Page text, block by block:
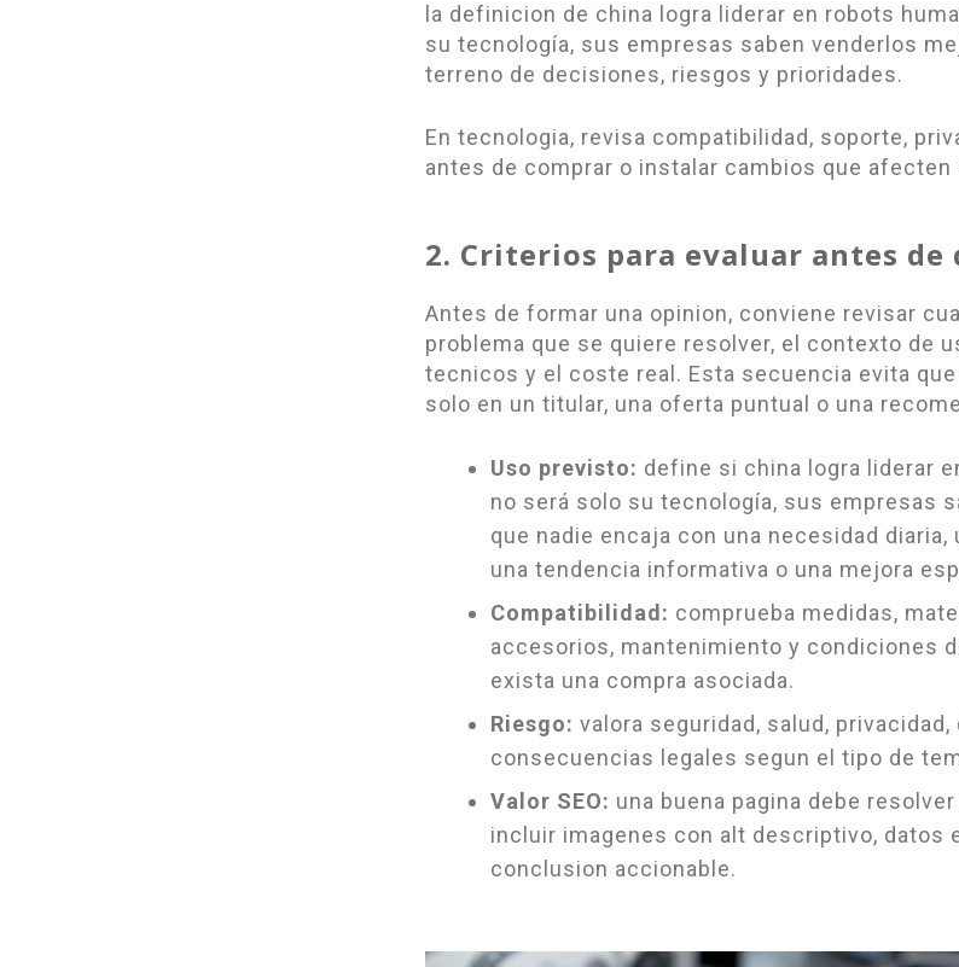
la definicion de china logra liderar en robots
su tecnología, sus empresas saben venderlos
terreno de decisiones, riesgos y prioridades.
En tecnologia, revisa compatibilidad, soporte,
antes de comprar o instalar cambios que afecten
2. Criterios para evaluar antes de
Antes de formar una opinion, conviene revisar
problema que se quiere resolver, el contexto de
tecnicos y el coste real. Esta secuencia evita
solo en un titular, una oferta puntual o una
Uso previsto: define si china logra liderar
no será solo su tecnología, sus empresas
que nadie encaja con una necesidad diaria,
una tendencia informativa o una mejora
Compatibilidad: comprueba medidas,
accesorios, mantenimiento y condiciones
exista una compra asociada.
Riesgo: valora seguridad, salud, privacidad,
consecuencias legales segun el tipo de
Valor SEO: una buena pagina debe
incluir imagenes con alt descriptivo, datos
conclusion accionable.